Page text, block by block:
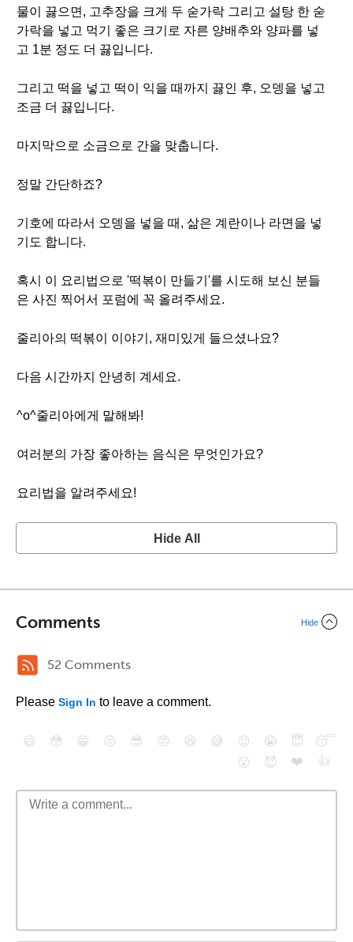
물이 끓으면, 고추장을 크게 두 숟가락 그리고 설탕 한 숟
가락을 넣고 먹기 좋은 크기로 자른 양배추와 양파를 넣
고 1분 정도 더 끓입니다.
그리고 떡을 넣고 떡이 익을 때까지 끓인 후, 오뎅을 넣고
조금 더 끓입니다.
마지막으로 소금으로 간을 맞춥니다.
정말 간단하죠?
기호에 따라서 오뎅을 넣을 때, 삶은 계란이나 라면을 넣
기도 합니다.
혹시 이 요리법으로 '떡볶이 만들기'를 시도해 보신 분들
은 사진 찍어서 포럼에 꼭 올려주세요.
줄리아의 떡볶이 이야기, 재미있게 들으셨나요?
다음 시간까지 안녕히 계세요.
^o^줄리아에게 말해봐!
여러분의 가장 좋아하는 음식은 무엇인가요?
요리법을 알려주세요!
Hide All
Comments Hide
52 Comments
Please Sign In to leave a comment.
😄 😳 😁 😒 😎 😠 😆 😅 😉 😭 😇
😴
😮
😈 ❤️ 👍